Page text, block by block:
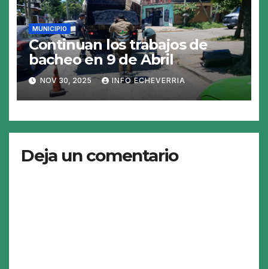
MUNICIPIO
Continuan los trabajos de
bacheo en 9 de Abril
NOV 30, 2025 INFO ECHEVERRIA
Deja un comentario